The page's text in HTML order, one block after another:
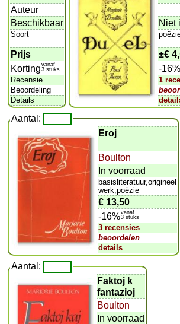
Auteur
Beschikbaar
Soort
Prijs
Korting vanaf
3 stuks
Recensie
Beoordeling
Details
Niet
±€
-16%
1
Aantal:
Eroj
Boulton
In voorraad
basisliteratuur,origineel
werk,poëzie
€ 13,50
-16%vanaf
3 stuks
3 recensies
beoordelen
details
Aantal:
Faktoj k
fantazioj
Boulton
In voorraad